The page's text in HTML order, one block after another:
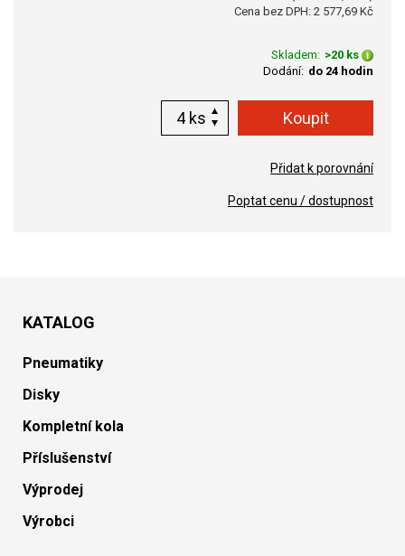
Cena bez DPH: 2 577,69 Kč
Skladem: >20 ks
Dodání: do 24 hodin
ks
Přidat k porovnání
Poptat cenu / dostupnost
KATALOG
Pneumatiky
Disky
Kompletní kola
Příslušenství
Výprodej
Výrobci